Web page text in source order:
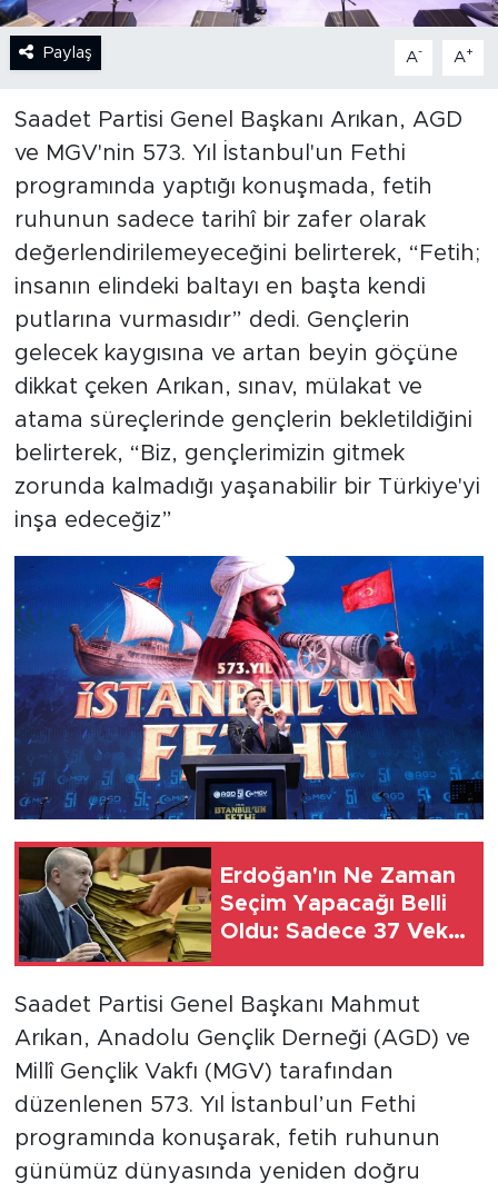
Paylaş A- A+
Saadet Partisi Genel Başkanı Arıkan, AGD
ve MGV'nin 573. Yıl İstanbul'un Fethi
programında yaptığı konuşmada, fetih
ruhunun sadece tarihî bir zafer olarak
değerlendirilemeyeceğini belirterek, “Fetih;
insanın elindeki baltayı en başta kendi
putlarına vurmasıdır” dedi. Gençlerin
gelecek kaygısına ve artan beyin göçüne
dikkat çeken Arıkan, sınav, mülakat ve
atama süreçlerinde gençlerin bekletildiğini
belirterek, “Biz, gençlerimizin gitmek
zorunda kalmadığı yaşanabilir bir Türkiye'yi
inşa edeceğiz”
Erdoğan'ın Ne Zaman
Seçim Yapacağı Belli
Oldu: Sadece 37 Vekil
Saadet Partisi Genel Başkanı Mahmut
Arıkan, Anadolu Gençlik Derneği (AGD) ve
Millî Gençlik Vakfı (MGV) tarafından
düzenlenen 573. Yıl İstanbul’un Fethi
programında konuşarak, fetih ruhunun
günümüz dünyasında yeniden doğru
EKONOMİ
KÜLTÜR SANAT
YAŞAM
TARİHTEN GÜNÜMÜZE
TARİH
KADIN
SAĞLIK
SİYASET
MEDYA KÖŞESİ
FOTO GALERİ
VİDEOLAR
ALINTI YAZARLAR
SOSYAL MEDYA